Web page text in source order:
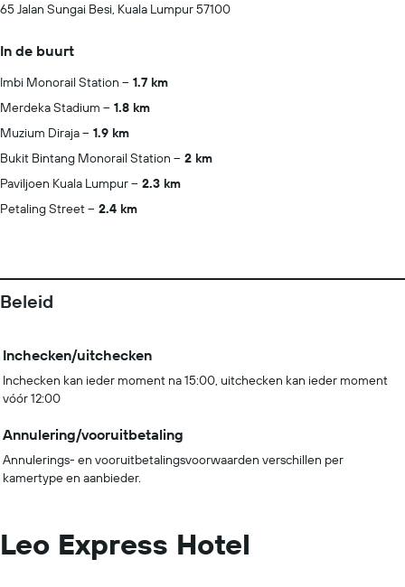
65 Jalan Sungai Besi, Kuala Lumpur 57100
In de buurt
Imbi Monorail Station
1.7 km
Merdeka Stadium
1.8 km
Muzium Diraja
1.9 km
Bukit Bintang Monorail Station
2 km
Paviljoen Kuala Lumpur
2.3 km
Petaling Street
2.4 km
Beleid
Inchecken/uitchecken
Inchecken kan ieder moment na 15:00, uitchecken kan ieder moment
vóór 12:00
Annulering/vooruitbetaling
Annulerings- en vooruitbetalingsvoorwaarden verschillen per
kamertype en aanbieder.
Leo Express Hotel